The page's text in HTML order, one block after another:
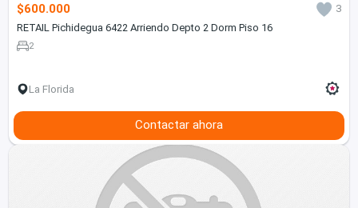
$600.000
3
RETAIL Pichidegua 6422 Arriendo Depto 2 Dorm Piso 16
2
La Florida
Contactar ahora